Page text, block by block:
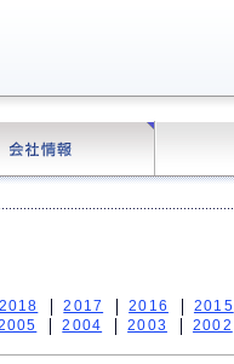
2018 2017 2016 2015
2004 2003 2002